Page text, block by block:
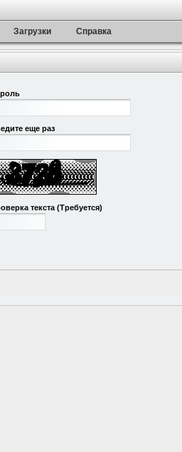
Загрузки Справка
еще раз
текста(Требуется)